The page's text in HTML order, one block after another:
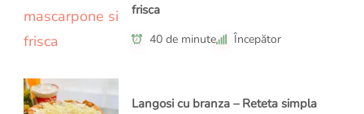
frisca
40 de minute Începător
Langosi cu branza – Reteta simpla